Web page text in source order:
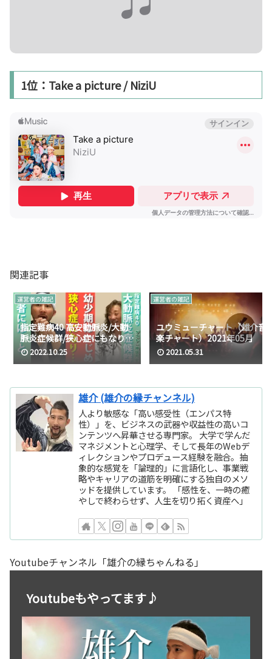
1位：Take a picture / NiziU
関連記事
運営者の雑記
指定難病40 高安動脈炎/大動
脈炎症候群/狭心症にもなり医
者には逃げ出すなと言われ…/
小さい頃はいじめられ/メッセ
2022.10.25
運営者の雑記
ユウミューチャート（雄介音
楽チャート）2021年05月
2021.05.31
雄介 (雄介の縁チャンネル)
人より敏感な「高い感受性（エンパス特
性）」を、ビジネスの武器や収益性の高いコ
ンテンツへ昇華させる専門家。 大学で学んだ
マネジメントと心理学、そして長年のWebデ
ィレクションやプロデュース経験を融合。抽
象的な感覚を「論理的」に言語化し、事業戦
略やキャリアの道筋を明確にする独自のメソ
ッドを提供しています。 「感性を、一時の癒
やしで終わらせず、人生を切り拓く資産へ」
Youtubeチャンネル「雄介の縁ちゃんねる」
Youtubeもやってます♪